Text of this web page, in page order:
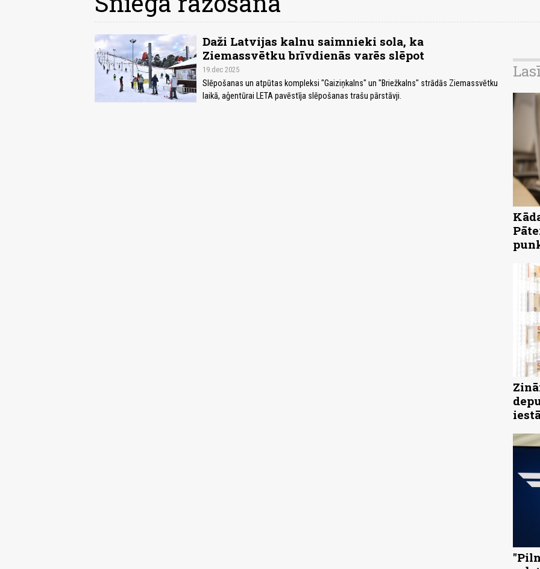
Daži Latvijas kalnu saimnieki sola, ka
Ziemassvētku brīvdienās varēs slēpot
19.dec 2025
Slēpošanas un atpūtas kompleksi "Gaiziņkalns" un "Briežkalns" strādās Ziemassvētku
laikā, aģentūrai LETA pavēstīja slēpošanas trašu pārstāvji.